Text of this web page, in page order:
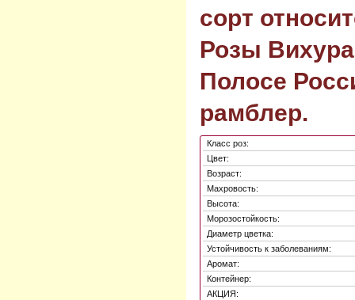
сорт
Розы
Полосе
рамблер.
Класс роз:
Цвет:
Возраст:
Махровость:
Высота:
Морозостойкость:
Диаметр цветка:
Устойчивость к заболеваниям:
Аромат:
Контейнер:
АКЦИЯ: